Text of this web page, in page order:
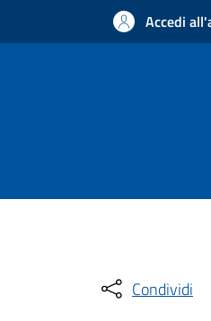
Accedi
Condividi